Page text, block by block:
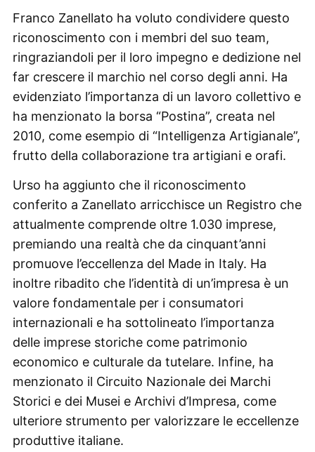
Franco Zanellato ha voluto condividere questo
riconoscimento con i membri del suo team,
ringraziandoli per il loro impegno e dedizione nel
far crescere il marchio nel corso degli anni. Ha
evidenziato l’importanza di un lavoro collettivo e
ha menzionato la borsa “Postina”, creata nel
2010, come esempio di “Intelligenza Artigianale”,
frutto della collaborazione tra artigiani e orafi.
Urso ha aggiunto che il riconoscimento
conferito a Zanellato arricchisce un Registro che
attualmente comprende oltre 1.030 imprese,
premiando una realtà che da cinquant’anni
promuove l’eccellenza del Made in Italy. Ha
inoltre ribadito che l’identità di un’impresa è un
valore fondamentale per i consumatori
internazionali e ha sottolineato l’importanza
delle imprese storiche come patrimonio
economico e culturale da tutelare. Infine, ha
menzionato il Circuito Nazionale dei Marchi
Storici e dei Musei e Archivi d’Impresa, come
ulteriore strumento per valorizzare le eccellenze
produttive italiane.